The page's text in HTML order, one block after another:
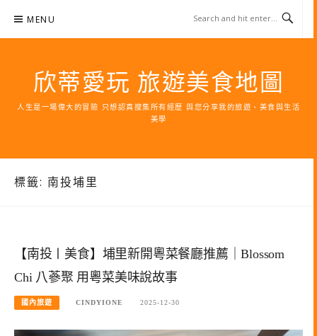
content
MENU
欣蒂愛玩 旅遊美食地圖
人生是一場偉大的冒險 只想認真搜集所有經歷 與您分享我的旅遊、美食與生活
美學
標籤: 南投埔里
【南投〡美食】埔里新開粵菜餐廳推薦｜Blossom
Chi 八蔘聚 用粵菜美味說故事
國內旅遊 CINDYIONE 2025-12-30